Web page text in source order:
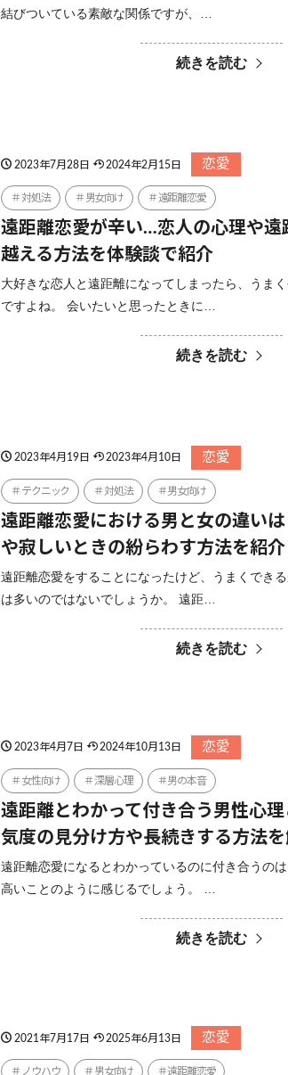
結びついている素敵な関係ですが、…
続きを読む
2023年7月28日 2024年2月15日 恋愛
対処法 男女向け 遠距離恋愛
遠距離恋愛が辛い…恋人の心理や遠
越える方法を体験談で紹介
大好きな恋人と遠距離になってしまったら、うま
ですよね。 会いたいと思ったときに…
続きを読む
2023年4月19日 2023年4月10日 恋愛
テクニック 対処法 男女向け
遠距離恋愛における男と女の違い
や寂しいときの紛らわす方法を紹介
遠距離恋愛をすることになったけど、うまくでき
は多いのではないでしょうか。 遠距…
続きを読む
2023年4月7日 2024年10月13日 恋愛
女性向け 深層心理 男の本音
遠距離とわかって付き合う男性心
気度の見分け方や長続きする方法
遠距離恋愛になるとわかっているのに付き合うの
高いことのように感じるでしょう。 …
続きを読む
2021年7月17日 2025年6月13日 恋愛
ノウハウ 男女向け 遠距離恋愛